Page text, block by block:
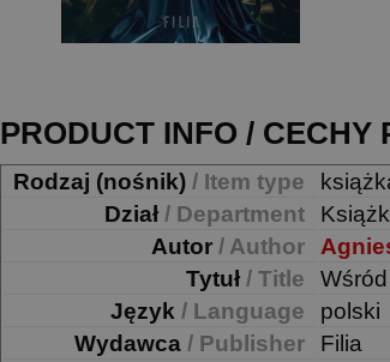
PRODUCT INFO / CECHY
Rodzaj (nośnik) / Item type
Dział / Department
Autor / Author
Tytuł / Title
Język / Language
polski
Wydawca / Publisher
Filia